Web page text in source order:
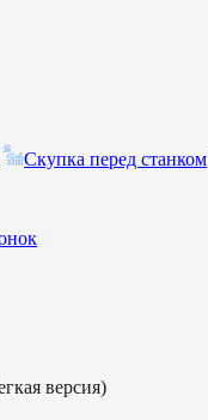
Скупка перед станком
версия)